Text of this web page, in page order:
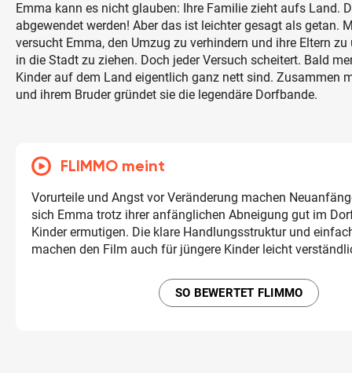
Emma kann es nicht glauben: Ihre Familie zieht aufs Land.
abgewendet werden! Aber das ist leichter gesagt als getan.
versucht Emma, den Umzug zu verhindern und ihre Eltern zu
in die Stadt zu ziehen. Doch jeder Versuch scheitert. Bald
Kinder auf dem Land eigentlich ganz nett sind. Zusammen
und ihrem Bruder gründet sie die legendäre Dorfbande.
FLIMMO meint
Vorurteile und Angst vor Veränderung machen
sich Emma trotz ihrer anfänglichen Abneigung gut im
Kinder ermutigen. Die klare Handlungsstruktur und
machen den Film auch für jüngere Kinder leicht
SO BEWERTET FLIMMO